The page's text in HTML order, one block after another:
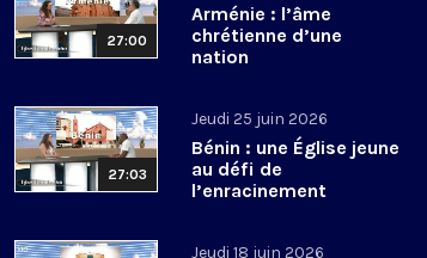
27:00
Arménie : l’âme
chrétienne d’une
nation
27:03
Jeudi 25 juin 2026
Bénin : une Église jeune
au défi de
l’enracinement
Jeudi 18 juin 2026